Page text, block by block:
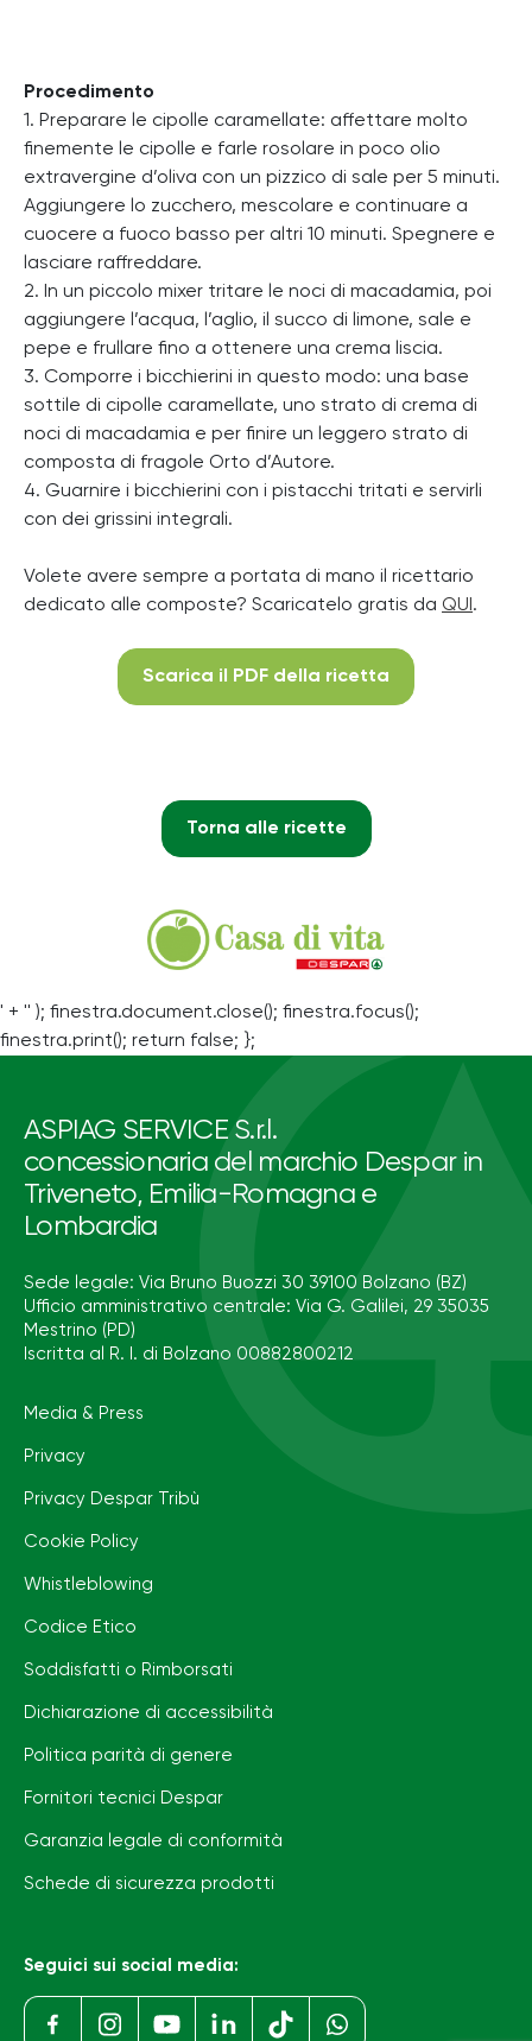
Procedimento
1. Preparare le cipolle caramellate: affettare molto
finemente le cipolle e farle rosolare in poco olio
extravergine d’oliva con un pizzico di sale per 5 minuti.
Aggiungere lo zucchero, mescolare e continuare a
cuocere a fuoco basso per altri 10 minuti. Spegnere e
lasciare raffreddare.
2. In un piccolo mixer tritare le noci di macadamia, poi
aggiungere l’acqua, l’aglio, il succo di limone, sale e
pepe e frullare fino a ottenere una crema liscia.
3. Comporre i bicchierini in questo modo: una base
sottile di cipolle caramellate, uno strato di crema di
noci di macadamia e per finire un leggero strato di
composta di fragole Orto d’Autore.
4. Guarnire i bicchierini con i pistacchi tritati e servirli
con dei grissini integrali.
Volete avere sempre a portata di mano il ricettario
dedicato alle composte? Scaricatelo gratis da QUI .
Scarica il PDF della ricetta
Torna alle ricette
' + '' ); finestra.document.close(); finestra.focus();
finestra.print(); return false; };
ASPIAG SERVICE S.r.l.
concessionaria del marchio Despar in
Triveneto, Emilia-Romagna e
Lombardia
Sede legale: Via Bruno Buozzi 30 39100 Bolzano (BZ)
Ufficio amministrativo centrale: Via G. Galilei, 29 35035
Mestrino (PD)
Iscritta al R. I. di Bolzano 00882800212
Media & Press
Privacy
Privacy Despar Tribù
Cookie Policy
Whistleblowing
Codice Etico
Soddisfatti o Rimborsati
Dichiarazione di accessibilità
Politica parità di genere
Fornitori tecnici Despar
Garanzia legale di conformità
Schede di sicurezza prodotti
Seguici sui social media: